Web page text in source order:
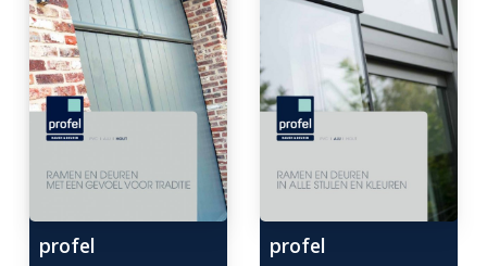
profel profel